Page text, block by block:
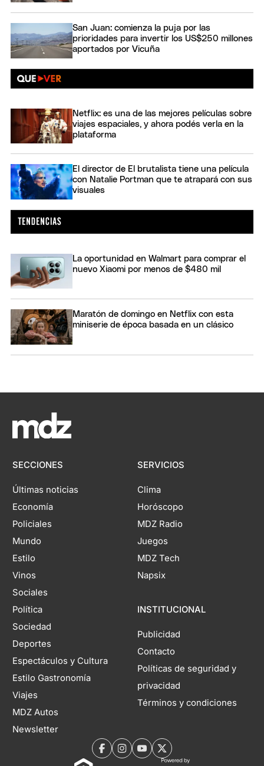
San Juan: comienza la puja por las
prioridades para invertir los US$250 millones
aportados por Vicuña
Netflix: es una de las mejores películas sobre
viajes espaciales, y ahora podés verla en la
plataforma
El director de El brutalista tiene una película
con Natalie Portman que te atrapará con sus
visuales
La oportunidad en Walmart para comprar el
nuevo Xiaomi por menos de $480 mil
Maratón de domingo en Netflix con esta
miniserie de época basada en un clásico
SECCIONES
Últimas noticias
Economía
Policiales
Mundo
Estilo
Vinos
Sociales
Política
Sociedad
Deportes
Espectáculos y Cultura
Estilo Gastronomía
Viajes
MDZ Autos
Newsletter
SERVICIOS
Clima
Horóscopo
MDZ Radio
Juegos
MDZ Tech
Napsix
INSTITUCIONAL
Publicidad
Contacto
Políticas de seguridad y
privacidad
Términos y condiciones